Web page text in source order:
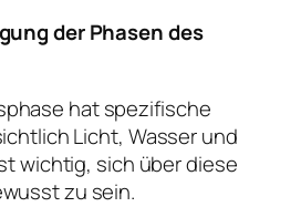
der Phasen des
hat spezifische
Licht, Wasser und
wichtig, sich über diese
zu sein.